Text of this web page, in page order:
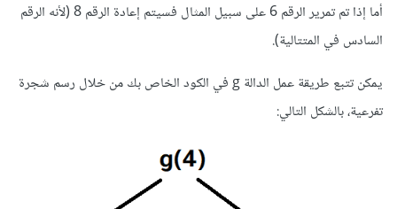
أما إذا تم تمرير الرقم 6 على سبيل المثال فسيتم إعادة الرقم 8 (لأنه الرقم
السادس في المتتالية).
يمكن تتبع طريقة عمل الدالة g في الكود الخاص بك من خلال رسم شجرة
تفرعية، بالشكل التالي: